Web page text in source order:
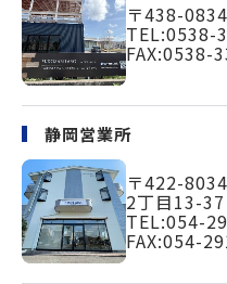
〒438-0834
TEL:0538-
FAX:0538-
静岡営業所
〒422-8034
2丁目13-
TEL:054-
FAX:054-